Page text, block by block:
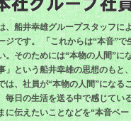
、船井幸雄グループスタッフに
ジです。 「これからは“本音”で
。そのためには“本物の人間”に
」という船井幸雄の思想のもと
は、社員が“本物の人間”になる
毎日の生活を送る中で感じてい
に伝えたいことなどを“本音ベー